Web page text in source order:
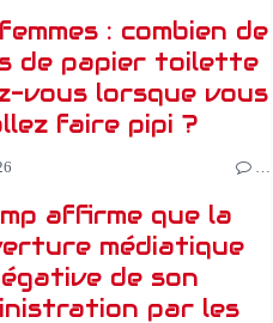
: combien de
de papier toilette
vous lorsque vous
faire pipi ?
…
affirme que la
médiatique
de son
par les